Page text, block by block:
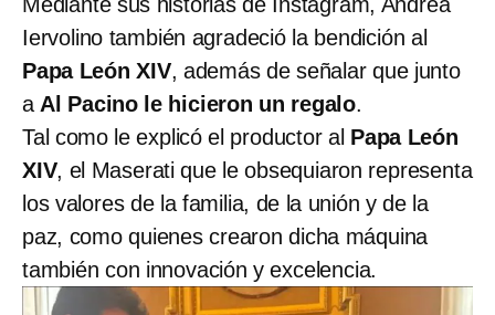
Iervolino también agradeció la bendición al
Papa León XIV, además de señalar que junto
a Al Pacino le hicieron un regalo.
Tal como le explicó el productor al Papa León
XIV, el Maserati que le obsequiaron representa
los valores de la familia, de la unión y de la
paz, como quienes crearon dicha máquina
también con innovación y excelencia.